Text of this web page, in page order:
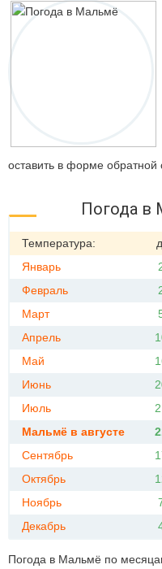
оставить в форме обратной
Погода в
Температура:
Январь
Февраль
Март
Апрель
Май
Июнь
Июль
Мальмё в августе
Сентябрь
Октябрь
Ноябрь
Декабрь
Погода в Мальмё по